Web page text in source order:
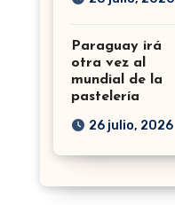
Paraguay irá
otra vez al
mundial de la
pastelería
26 julio, 2026